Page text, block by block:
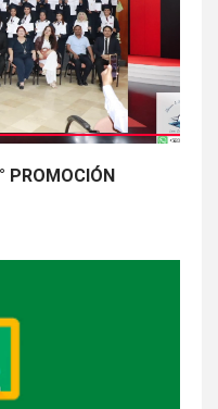
PROMOCIÓN